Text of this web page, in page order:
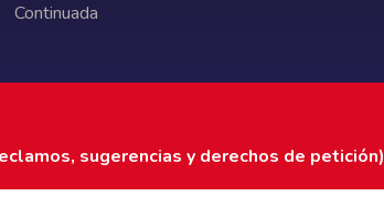
Continuada
sugerencias y derechos de petición)